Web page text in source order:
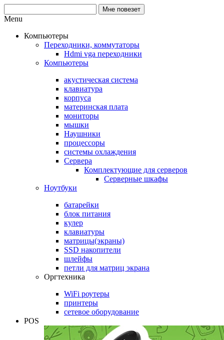
Menu
Компьютеры
Переходники, коммутаторы
Hdmi vga переходники
Компьютеры
акустическая система
клавиатура
корпуса
материнская плата
мониторы
мышки
Наушники
процессоры
системы охлаждения
Сервера
Комплектующие для серверов
Серверные шкафы
Ноутбуки
батарейки
блок питания
кулер
клавиатуры
матрицы(экраны)
SSD накопители
шлейфы
петли для матриц экрана
Оргтехника
WiFi роутеры
принтеры
сетевое оборудование
POS